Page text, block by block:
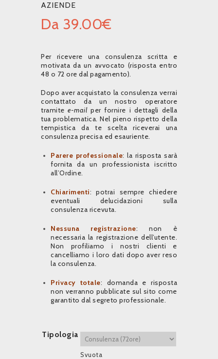
AZIENDE
Da 39.00€
Per ricevere una consulenza scritta e
motivata da un avvocato (risposta entro
48 o 72 ore dal pagamento).
Dopo aver acquistato la consulenza verrai
contattato da un nostro operatore
tramitee-mailper fornire i dettagli della
tua problematica. Nel pieno rispetto della
tempistica da te scelta riceverai una
consulenza precisa ed esauriente.
Parere professionale: la risposta sarà
fornita da un professionista iscritto
all’Ordine.
Chiarimenti: potrai sempre chiedere
eventuali delucidazioni sulla
consulenza ricevuta.
Nessuna registrazione: non è
necessaria la registrazione dell’utente.
Non profiliamo i nostri clienti e
cancelliamo i loro dati dopo aver reso
la consulenza.
Privacy totale: domanda e risposta
non verranno pubblicate sul sito come
garantito dal segreto professionale.
Tipologia
Svuota